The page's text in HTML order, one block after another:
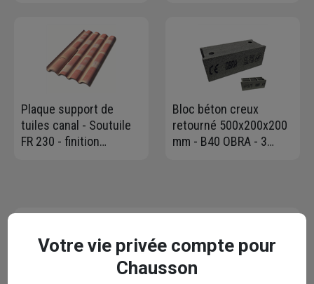
Plaque support de
tuiles canal - Soutuile
FR 230 - finition
Bloc béton creux
retourné 500x200x200
mm - B40 OBRA - 3
Votre vie privée compte pour
Chausson